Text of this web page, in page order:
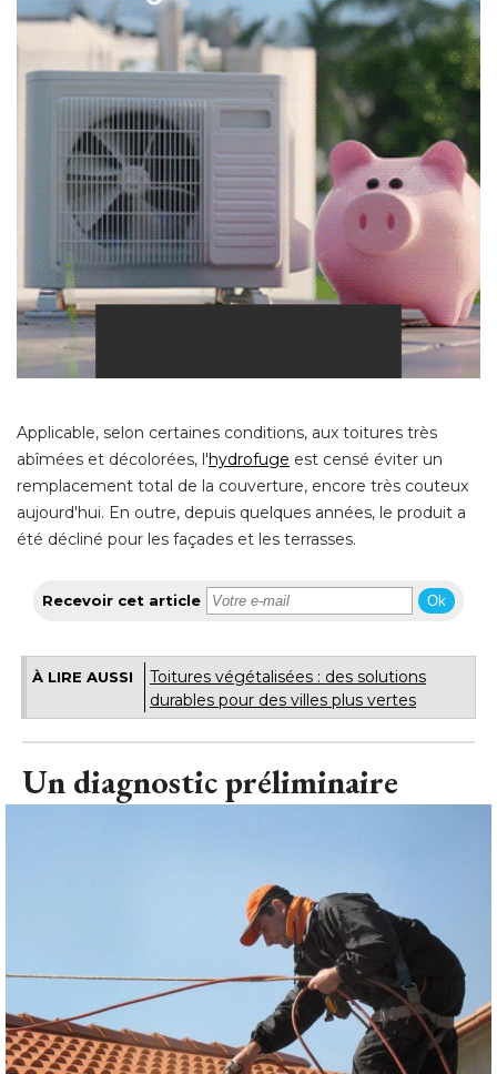
Applicable, selon certaines conditions, aux toitures très
abîmées et décolorées, l'hydrofuge est censé éviter un
remplacement total de la couverture, encore très couteux
aujourd'hui. En outre, depuis quelques années, le produit a
été décliné pour les façades et les terrasses.
Recevoir cet article Ok
À LIRE AUSSI
Toitures végétalisées : des solutions
durables pour des villes plus vertes
Un diagnostic préliminaire